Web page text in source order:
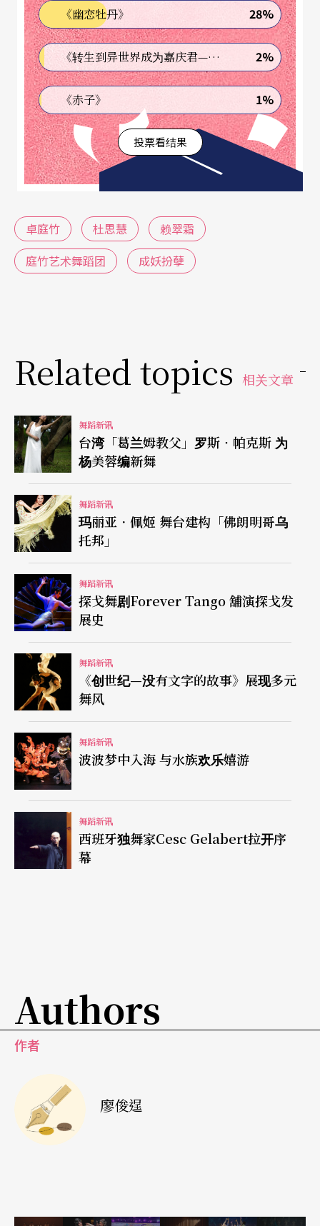
《幽恋牡丹》 28%
《转生到异世界成为嘉庆君—发现我的祖先是诈骗集团!?》 2%
《赤子》 1%
投票看结果
卓庭竹 杜思慧
赖翠霜
庭竹艺术舞蹈团
成妖扮孽
Related topics 相关文章
舞蹈新讯
台湾「葛兰姆教父」罗斯‧帕克斯 为
杨美蓉编新舞
舞蹈新讯
玛丽亚．佩姬 舞台建构「佛朗明哥乌
托邦」
舞蹈新讯
探戈舞剧Forever Tango 舖演探戈发
展史
舞蹈新讯
《创世纪—没有文字的故事》展现多元
舞风
舞蹈新讯
波波梦中入海 与水族欢乐嬉游
舞蹈新讯
西班牙独舞家Cesc Gelabert拉开序
幕
Authors
作者
廖俊逞